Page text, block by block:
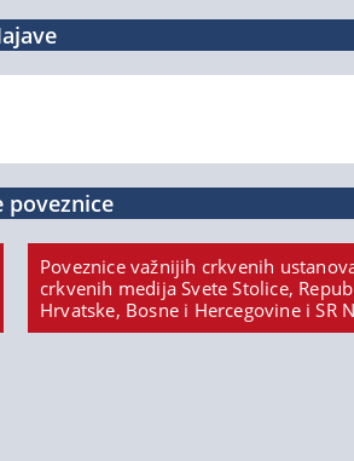
poveznice
Poveznice važnijih crkvenih
crkvenih medija Svete Stolice,
Hrvatske, Bosne i Hercegovine i SR